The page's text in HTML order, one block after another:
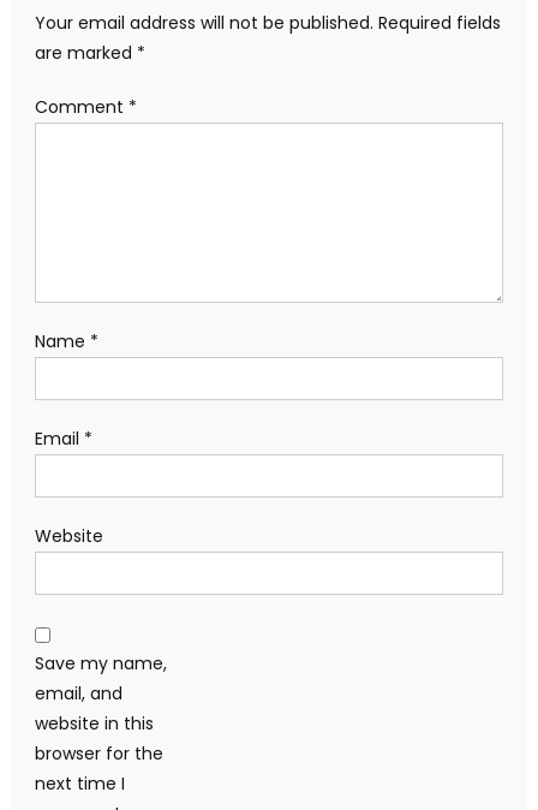
Your email address will not be published. Required fields
are marked *
Comment *
Name *
Email *
Website
Save my name,
email, and
website in this
browser for the
next time I